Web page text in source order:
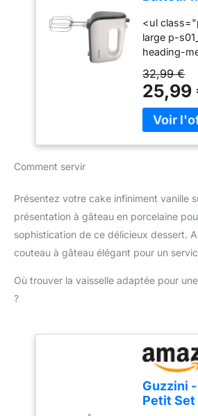
acier
: Livré avec
crochets
acier
des
et
d'utilisation
pratique
quotidien :
d'un
Fouets
pour
Vitesses
Éjection
Attache-
<ul
large p-
heading-
<li
+ fonction
32,99 €
25,99
Comment servir
Présentez votre cake infiniment vanille
présentation à gâteau en porcelaine
sophistication de ce délicieux dessert.
couteau à gâteau élégant pour un
Où trouver la vaisselle adaptée pour
?
Guzzini
Petit